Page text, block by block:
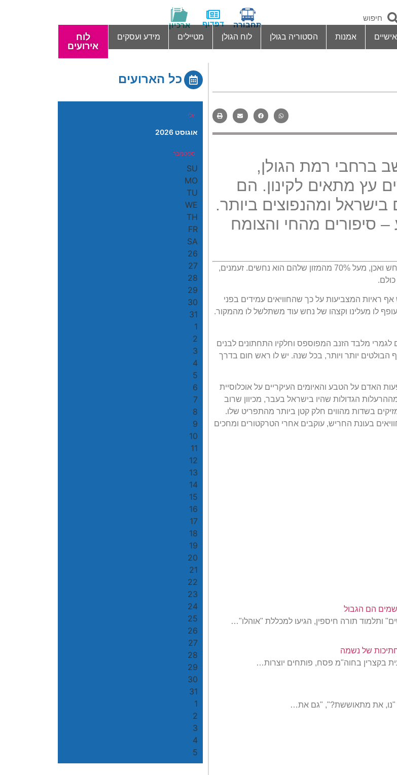
תחבורה דפדוף
ארכיון
אמנות הסטוריה בגולן לוח הגולן מטיילים מידע ועסקים
לוח
אירועים
ברחבי רמת הגולן,
עץ מתאים לקינון. הם
ומהנפוצים ביותר.
סיפורים מהחי והצומח
החוויאי נקרא כך בשל התפריט המיוחד שלו. "חוויא" בארמית פירושו נחש ואכן, מעל 70% מהמזון שלהם הוא נחשים. זעמנים,
ראיות המצביעות על כך שהחוויאים עמידים בפני
לו מעלינו וקצהו של נחש עוד משתלשל לו מהמקור.
לגמרי מלבד הזנב המפוספס וחלקיו התחתונים לבנים
יותר ויותר, בכל שנה. יש לו ראש חום בדרך
האדם על הטבע והאיומים העיקריים על אוכלוסיית
הגדולות שהיו בישראל בעבר, מכיוון שרוב
בשדות מהווים חלק קטן ביותר מהתפריט שלו.
בעונת החריש, עוקבים אחרי הטרקטורים ומחכים
הם הגבול
ותלמוד תורה חיספין, הגיעו למכללת "אוהלו"…
של נשמה
בקצרין בחוה"מ פסח, פותחים יוצרות…
"נו, את מתאוששת?", "גם את…
כל הארועים
יולי
אוגוסט 2026
ספטמבר
SU
MO
TU
WE
TH
FR
SA
26
27
28
29
30
31
1
2
3
4
5
6
7
8
9
10
11
12
13
14
15
16
17
18
19
20
21
22
23
24
25
26
27
28
29
30
31
1
2
3
4
5